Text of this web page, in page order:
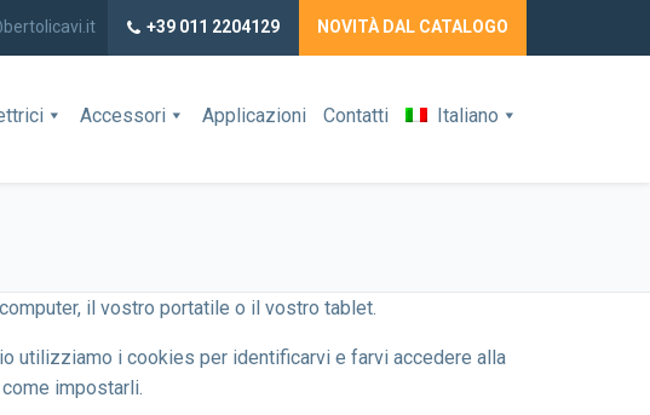
+39 011 2204129 NOVITÀ DAL CATALOGO
Accessori Applicazioni Contatti Italiano
il vostro portatile o il vostro tablet.
utilizziamo i cookies per identificarvi e farvi accedere alla
impostarli.